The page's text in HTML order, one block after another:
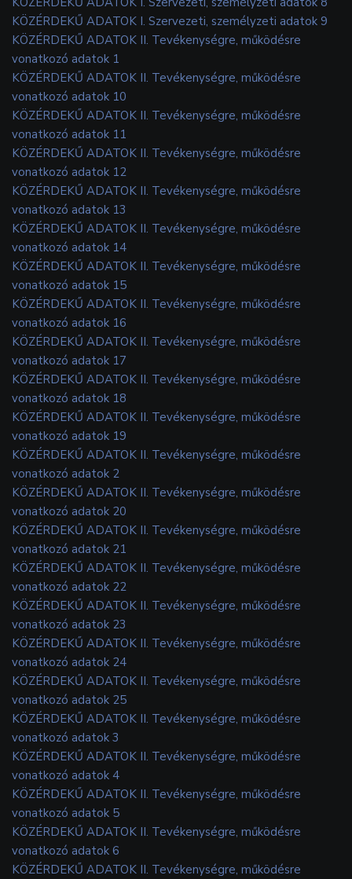
KÖZÉRDEKŰ ADATOK I. Szervezeti, személyzeti adatok 9
KÖZÉRDEKŰ ADATOK II. Tevékenységre, működésre
vonatkozó adatok 1
KÖZÉRDEKŰ ADATOK II. Tevékenységre, működésre
vonatkozó adatok 10
KÖZÉRDEKŰ ADATOK II. Tevékenységre, működésre
vonatkozó adatok 11
KÖZÉRDEKŰ ADATOK II. Tevékenységre, működésre
vonatkozó adatok 12
KÖZÉRDEKŰ ADATOK II. Tevékenységre, működésre
vonatkozó adatok 13
KÖZÉRDEKŰ ADATOK II. Tevékenységre, működésre
vonatkozó adatok 14
KÖZÉRDEKŰ ADATOK II. Tevékenységre, működésre
vonatkozó adatok 15
KÖZÉRDEKŰ ADATOK II. Tevékenységre, működésre
vonatkozó adatok 16
KÖZÉRDEKŰ ADATOK II. Tevékenységre, működésre
vonatkozó adatok 17
KÖZÉRDEKŰ ADATOK II. Tevékenységre, működésre
vonatkozó adatok 18
KÖZÉRDEKŰ ADATOK II. Tevékenységre, működésre
vonatkozó adatok 19
KÖZÉRDEKŰ ADATOK II. Tevékenységre, működésre
vonatkozó adatok 2
KÖZÉRDEKŰ ADATOK II. Tevékenységre, működésre
vonatkozó adatok 20
KÖZÉRDEKŰ ADATOK II. Tevékenységre, működésre
vonatkozó adatok 21
KÖZÉRDEKŰ ADATOK II. Tevékenységre, működésre
vonatkozó adatok 22
KÖZÉRDEKŰ ADATOK II. Tevékenységre, működésre
vonatkozó adatok 23
KÖZÉRDEKŰ ADATOK II. Tevékenységre, működésre
vonatkozó adatok 24
KÖZÉRDEKŰ ADATOK II. Tevékenységre, működésre
vonatkozó adatok 25
KÖZÉRDEKŰ ADATOK II. Tevékenységre, működésre
vonatkozó adatok 3
KÖZÉRDEKŰ ADATOK II. Tevékenységre, működésre
vonatkozó adatok 4
KÖZÉRDEKŰ ADATOK II. Tevékenységre, működésre
vonatkozó adatok 5
KÖZÉRDEKŰ ADATOK II. Tevékenységre, működésre
vonatkozó adatok 6
KÖZÉRDEKŰ ADATOK II. Tevékenységre, működésre